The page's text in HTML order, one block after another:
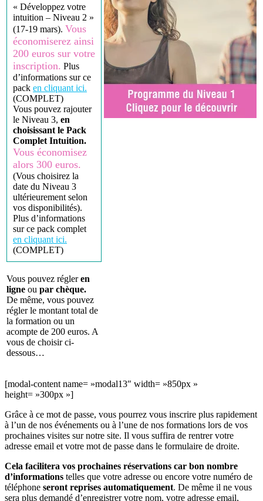
« Développez votre
intuition – Niveau 2 »
(17-19 mars). Vous
économiserez ainsi
200 euros sur votre
inscription. Plus
d’informations sur ce
pack en cliquant ici.
(COMPLET)
Vous pouvez rajouter
le Niveau 3, en
choisissant le Pack
Complet Intuition.
Vous économisez
alors 300 euros.
(Vous choisirez la
date du Niveau 3
ultérieurement selon
vos disponibilités).
Plus d’informations
sur ce pack complet
en cliquant ici.
(COMPLET)
Vous pouvez régleren
ligne ou par chèque.
De même, vous pouvez
régler le montant total de
la formation ou un
acompte de 200 euros. A
vous de choisir ci-
dessous…
[modal-content name= »modal13″ width= »850px »
height= »300px »]
Grâce à ce mot de passe, vous pourrez vous inscrire plus rapidement
à l’un de nos événements ou à l’une de nos formations lors de vos
prochaines visites sur notre site. Il vous suffira de rentrer votre
adresse email et votre mot de passe dans le formulaire de droite.
Cela facilitera vos prochaines réservations car bon nombre
d’informations telles que votre adresse ou encore votre numéro de
téléphone seront reprises automatiquement. De même il ne vous
sera plus demandé d’enregistrer votre nom, votre adresse email,